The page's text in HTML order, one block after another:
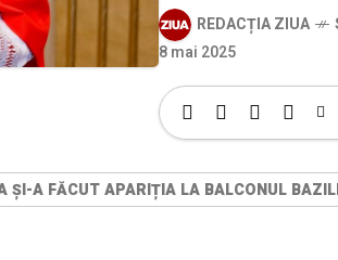
REDACȚIA ZIUA
8 mai 2025
ȘI-A FĂCUT APARIȚIA LA BALCONUL